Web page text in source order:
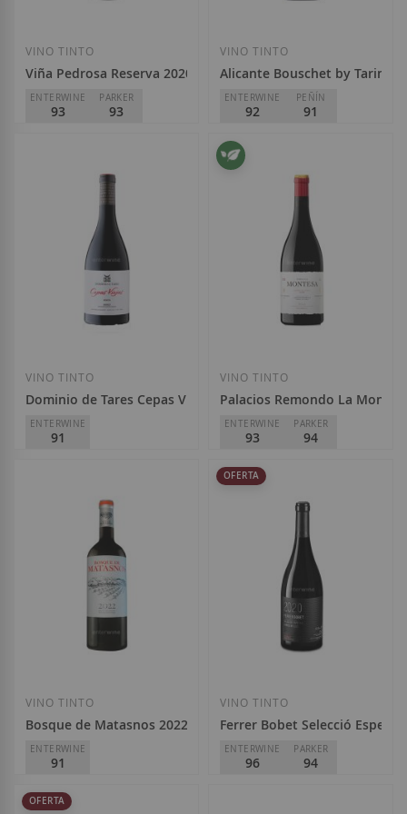
VINO TINTO
Viña Pedrosa Reserva 2020
ENTERWINE
93
PARKER
93
Regular
Price
34,70 €
Añadir a la Lista de Deseos
VINO TINTO
Alicante Bouschet by Tarima
ENTERWINE
92
PEÑÍN
91
Bodegas Volver
D.O.
Regular
Price
15,40 €
Añadir a la Lista
VINO TINTO
Dominio de Tares Cepas Viejas 2022
ENTERWINE
91
VINO TINTO
Palacios Remondo La
ENTERWINE
93
PARKER
94
Palacios Remondo
D.O.Rioja
Añadir a la
VINO TINTO
Bosque de Matasnos 2022
ENTERWINE
91
Bosque de Matasnos
OFERTA
VINO TINTO
Ferrer Bobet Selecció
ENTERWINE
96
PARKER
94
OFERTA